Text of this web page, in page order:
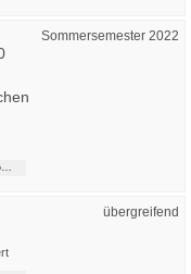
Sommersemester 2022
übergreifend